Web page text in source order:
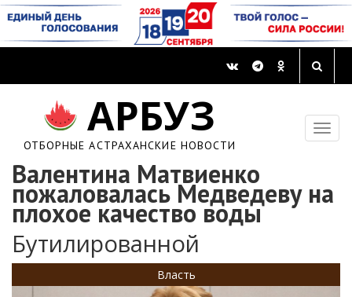
АРБУЗ
ОТБОРНЫЕ АСТРАХАНСКИЕ НОВОСТИ
Валентина Матвиенко
пожаловалась Медведеву на
плохое качество воды
Бутилированной
Власть